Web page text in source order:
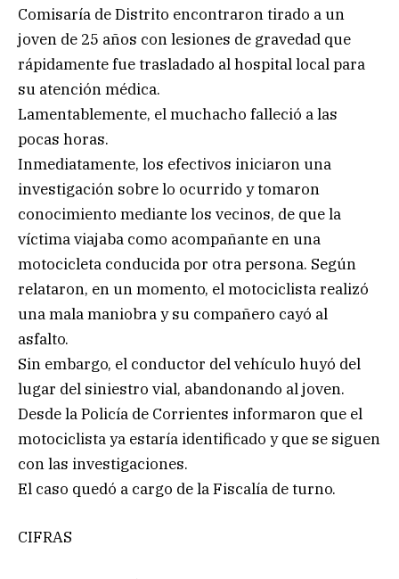
Comisaría de Distrito encontraron tirado a un
joven de 25 años con lesiones de gravedad que
rápidamente fue trasladado al hospital local para
su atención médica.
Lamentablemente, el muchacho falleció a las
pocas horas.
Inmediatamente, los efectivos iniciaron una
investigación sobre lo ocurrido y tomaron
conocimiento mediante los vecinos, de que la
víctima viajaba como acompañante en una
motocicleta conducida por otra persona. Según
relataron, en un momento, el motociclista realizó
una mala maniobra y su compañero cayó al
asfalto.
Sin embargo, el conductor del vehículo huyó del
lugar del siniestro vial, abandonando al joven.
Desde la Policía de Corrientes informaron que el
motociclista ya estaría identificado y que se siguen
con las investigaciones.
El caso quedó a cargo de la Fiscalía de turno.
CIFRAS